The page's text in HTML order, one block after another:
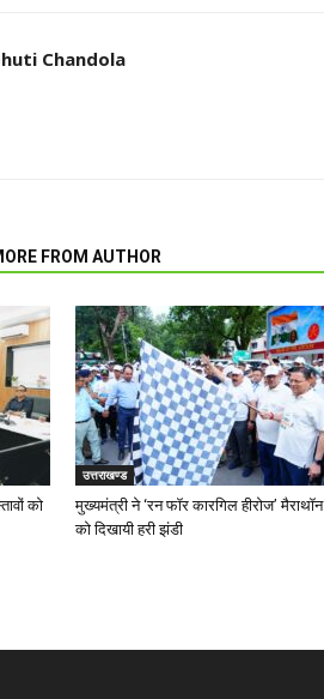
Chandola
FROM AUTHOR
को
उत्तराखण्ड
मुख्यमंत्री ने ‘रन फॉर कारगिल हीरोज’ मैराथॉन
को दिखायी हरी झंडी